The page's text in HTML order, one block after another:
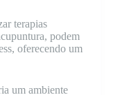
terapias
podem
oferecendo um
um ambiente